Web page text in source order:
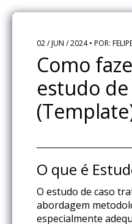
02 / JUN / 2024 • POR:
Como
estudo de
O que é
O estudo de caso
abordagem
especialmente